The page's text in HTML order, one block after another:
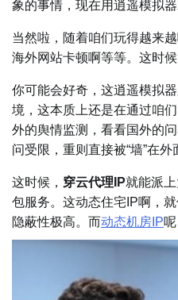
象的事情，现在用逍遥模拟
当然啦，随着咱们玩得越来
海外网站卡顿啊等等。这时
你可能会好奇，这逍遥模拟
境，这本质上还是在通过咱
外的舆情监测，看看国外的
问受限，重则直接被“墙”在外
这时候， 穿云代理IP就能派
包服务。这动态住宅IP啊，
隐蔽性极高。而动态机房IP